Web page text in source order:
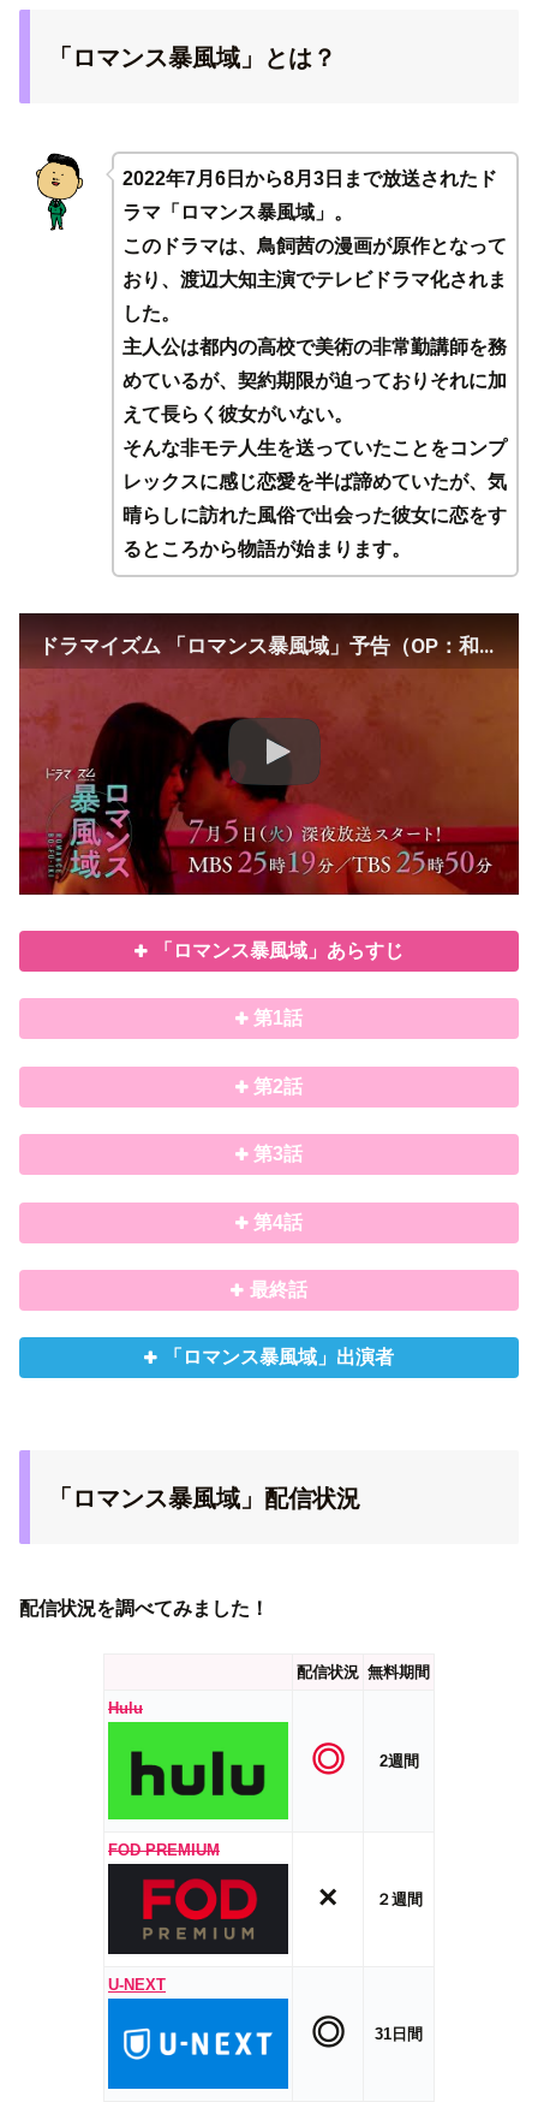
「ロマンス暴風域」とは？
2022年7月6日から8月3日まで放送されたド
ラマ「ロマンス暴風域」。
このドラマは、鳥飼茜の漫画が原作となって
おり、渡辺大知主演でテレビドラマ化されま
した。
主人公は都内の高校で美術の非常勤講師を務
めているが、契約期限が迫っておりそれに加
えて長らく彼女がいない。
そんな非モテ人生を送っていたことをコンプ
レックスに感じ恋愛を半ば諦めていたが、気
晴らしに訪れた風俗で出会った彼女に恋をす
るところから物語が始まります。
ドラマイズム 「ロマンス暴風域」予告（OP：和ぬか「ラブの逃走」ver.）
「ロマンス暴風域」あらすじ
第1話
第2話
第3話
第4話
最終話
「ロマンス暴風域」出演者
「ロマンス暴風域」配信状況
配信状況を調べてみました！
配信状況 無料期間
Hulu
◎ 2週間
FOD PREMIUM
× ２週間
U-NEXT
◎ 31日間